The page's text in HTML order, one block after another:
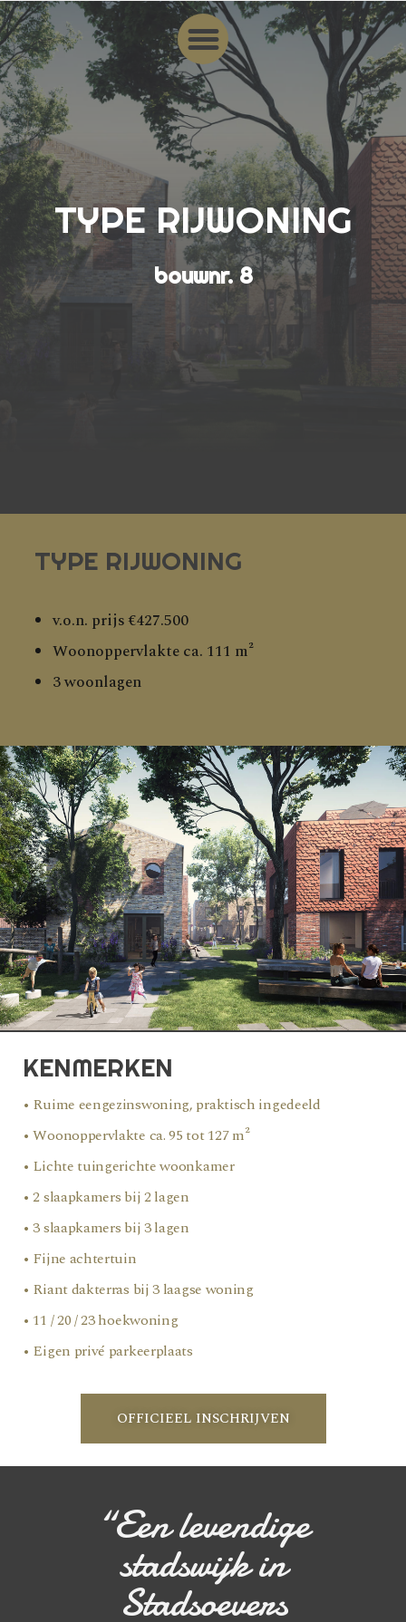
TYPE RIJWONING
bouwnr. 8
TYPE RIJWONING
v.o.n. prijs €427.500
Woonoppervlakte ca. 111 m²
3 woonlagen
“Een levendige
stadswijk in
Stadsoevers
KENMERKEN
• Ruime eengezinswoning, praktisch ingedeeld
• Woonoppervlakte ca. 95 tot 127 m²
• Lichte tuingerichte woonkamer
• 2 slaapkamers bij 2 lagen
• 3 slaapkamers bij 3 lagen
• Fijne achtertuin
• Riant dakterras bij 3 laagse woning
• 11 / 20 / 23 hoekwoning
• Eigen privé parkeerplaats
OFFICIEEL INSCHRIJVEN